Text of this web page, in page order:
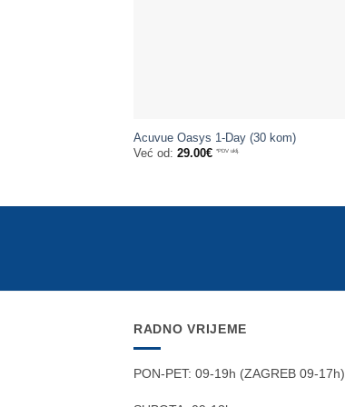
Acuvue Oasys 1-Day (30 kom)
Već od: 29.00€ *PDV uklj.
RADNO VRIJEME
PON-PET: 09-19h (ZAGREB 09-17h)